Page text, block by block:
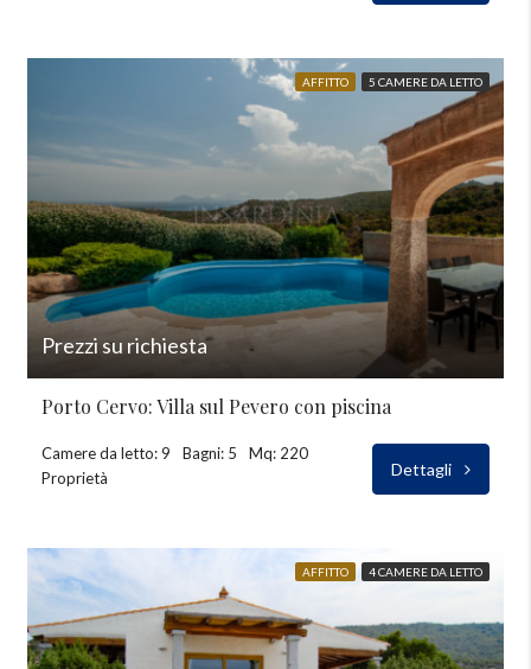
AFFITTO 5 CAMERE DA LETTO
Prezzi su richiesta
Porto Cervo: Villa sul Pevero con piscina
Camere da letto: 9 Bagni: 5
Mq: 220
Proprietà
Dettagli
AFFITTO 4 CAMERE DA LETTO